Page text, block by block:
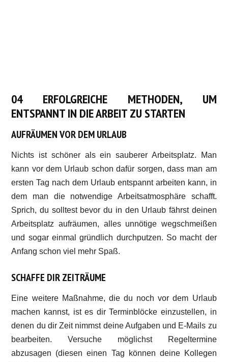
04 ERFOLGREICHE METHODEN, UM
ENTSPANNT IN DIE ARBEIT ZU STARTEN
AUFRÄUMEN VOR DEM URLAUB
Nichts ist schöner als ein sauberer Arbeitsplatz. Man
kann vor dem Urlaub schon dafür sorgen, dass man am
ersten Tag nach dem Urlaub entspannt arbeiten kann, in
dem man die notwendige Arbeitsatmosphäre schafft.
Sprich, du solltest bevor du in den Urlaub fährst deinen
Arbeitsplatz aufräumen, alles unnötige wegschmeißen
und sogar einmal gründlich durchputzen. So macht der
Anfang schon viel mehr Spaß.
SCHAFFE DIR ZEITRÄUME
Eine weitere Maßnahme, die du noch vor dem Urlaub
machen kannst, ist es dir Terminblöcke einzustellen, in
denen du dir Zeit nimmst deine Aufgaben und E-Mails zu
bearbeiten. Versuche möglichst Regeltermine
abzusagen (diesen einen Tag können deine Kollegen